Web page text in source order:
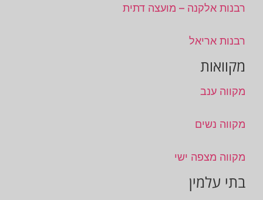
רבנות אלקנה – מועצה דתית
רבנות אריאל
מקוואות
מקווה ענב
מקווה נשים
מקווה מצפה ישי
בתי עלמין